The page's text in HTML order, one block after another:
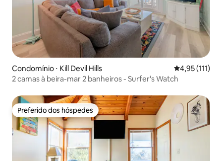
Condomínio ⋅ Kill Devil Hills 4,95 de uma
4,95 (111)
2 camas à beira-mar 2 banheiros - Surfer's Watch
Preferido dos hóspedes
Preferido dos hóspedes